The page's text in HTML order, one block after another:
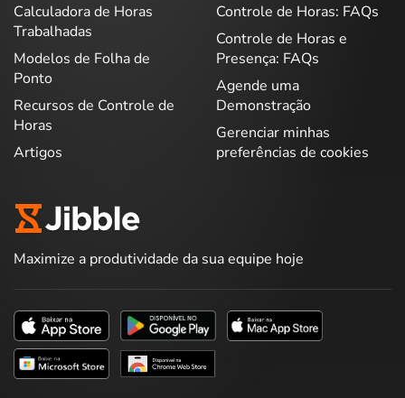
Calculadora de Horas
Trabalhadas
Modelos de Folha de
Ponto
Recursos de Controle de
Horas
Artigos
Controle de Horas: FAQs
Controle de Horas e
Presença: FAQs
Agende uma
Demonstração
Gerenciar minhas
preferências de cookies
Maximize a produtividade da sua equipe hoje